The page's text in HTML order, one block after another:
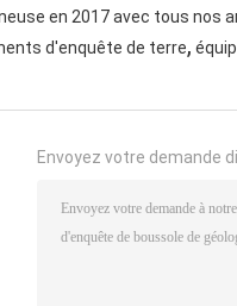
en 2017 avec tous nos
d'enquête de terre,
Envoyez votre demande